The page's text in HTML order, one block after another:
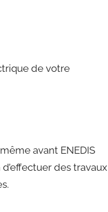
de votre
avant ENEDIS
des travaux